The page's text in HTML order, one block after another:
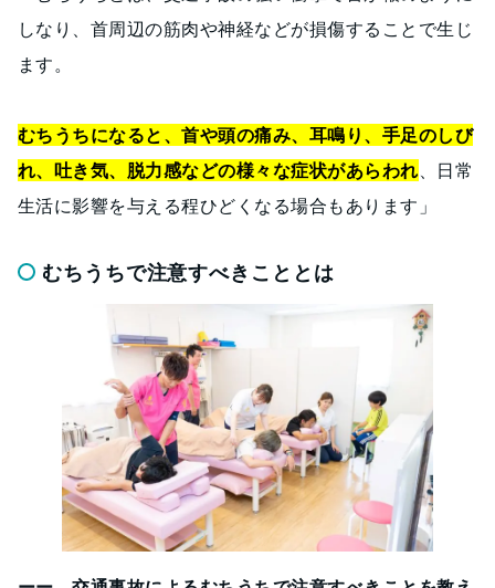
しなり、首周辺の筋肉や神経などが損傷することで生じ
ます。
むちうちになると、首や頭の痛み、耳鳴り、手足のしび
れ、吐き気、脱力感などの様々な症状があらわれ 、日常
生活に影響を与える程ひどくなる場合もあります」
むちうちで注意すべきこととは